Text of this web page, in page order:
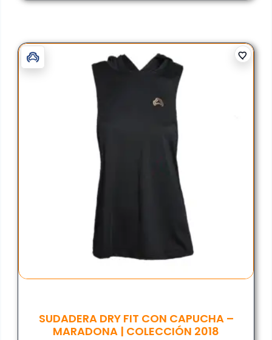
SUDADERA DRY FIT CON CAPUCHA –
MARADONA | COLECCIÓN 2018